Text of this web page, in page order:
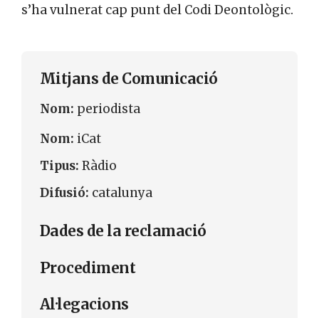
s’ha vulnerat cap punt del Codi Deontològic.
Mitjans de Comunicació
Nom: periodista
Nom: iCat
Tipus: Ràdio
Difusió: catalunya
Dades de la reclamació
Procediment
Al·legacions